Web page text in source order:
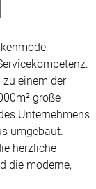
einem der
große
Unternehmens
umgebaut.
herzliche
die moderne,